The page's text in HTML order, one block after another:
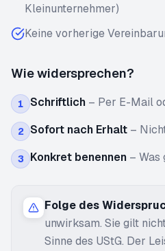
Kleinunternehmer)
Keine vorherige
Wie widersprechen?
1 Schriftlich – Per E-Mail
2 Sofort nach Erhalt –
3 Konkret benennen – Was
Folge des
unwirksam. Sie gilt
Sinne des UStG. Der